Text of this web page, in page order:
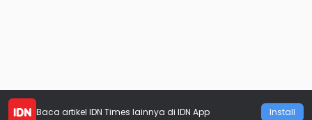
Baca artikel IDN Times lainnya di IDN App Install